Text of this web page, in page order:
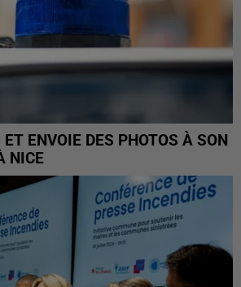
ET ENVOIE DES PHOTOS À SON
NICE